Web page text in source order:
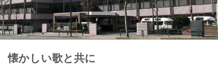
懐かしい歌と共に